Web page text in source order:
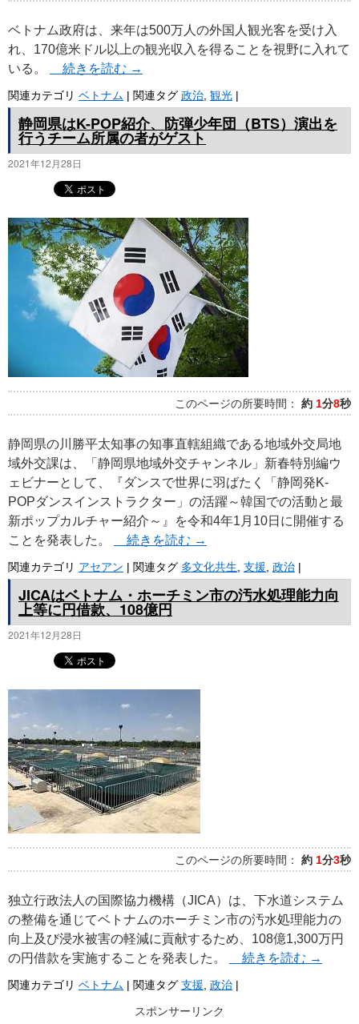
ベトナム政府は、来年は500万人の外国人観光客を受け入
れ、170億米ドル以上の観光収入を得ることを視野に入れて
いる。
続きを読む →
関連カテゴリ ベトナム | 関連タグ 政治 観光 |
静岡県はK-POP紹介、防弾少年団（BTS）演出を
行うチーム所属の者がゲスト
2021年12月28日
このページの所要時間： 約 1分8秒
静岡県の川勝平太知事の知事直轄組織である地域外交局地
域外交課は、「静岡県地域外交チャンネル」新春特別編ウ
ェビナーとして、『ダンスで世界に羽ばたく「静岡発K-
POPダンスインストラクター」の活躍～韓国での活動と最
新ポップカルチャー紹介～』を令和4年1月10日に開催する
ことを発表した。
続きを読む →
関連カテゴリ アセアン | 関連タグ 多文化共生 支援 政治 |
JICAはベトナム・ホーチミン市の汚水処理能力向
上等に円借款、108億円
2021年12月28日
このページの所要時間： 約 1分3秒
独立行政法人の国際協力機構（JICA）は、下水道システム
の整備を通じてベトナムのホーチミン市の汚水処理能力の
向上及び浸水被害の軽減に貢献するため、108億1,300万円
の円借款を実施することを発表した。
続きを読む →
関連カテゴリ ベトナム | 関連タグ 支援 政治 |
スポンサーリンク